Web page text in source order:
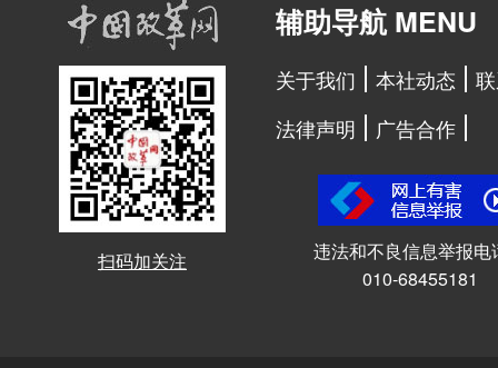
扫码加关注
辅助导航 MENU
关于我们 本社动态
法律声明
广告合作
违法和不良信息举报电
010-68455181